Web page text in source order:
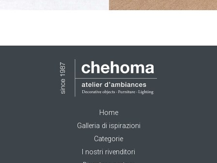
Home
Galleria di ispirazioni
Categorie
I nostri rivenditori